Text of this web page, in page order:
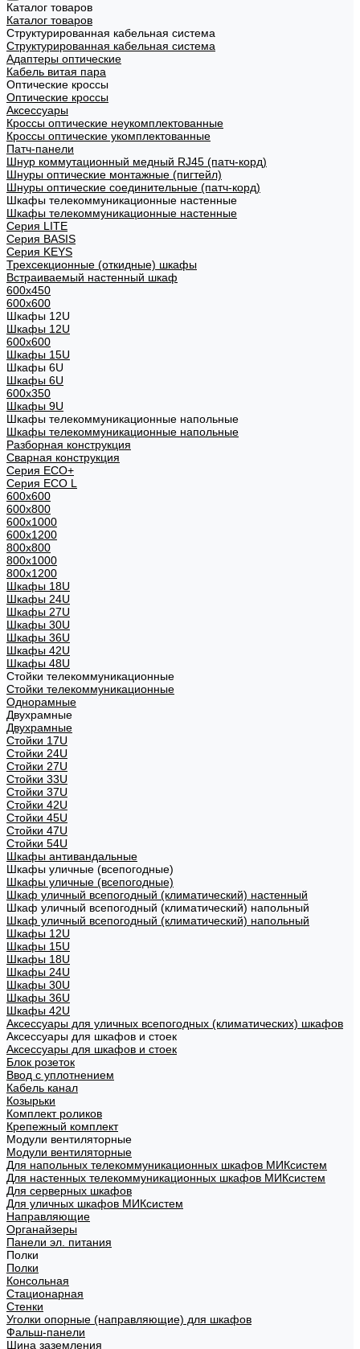
Каталог товаров
Каталог товаров
Структурированная кабельная система
Структурированная кабельная система
Адаптеры оптические
Кабель витая пара
Оптические кроссы
Оптические кроссы
Аксессуары
Кроссы оптические неукомплектованные
Кроссы оптические укомплектованные
Патч-панели
Шнур коммутационный медный RJ45 (патч-корд)
Шнуры оптические монтажные (пигтейл)
Шнуры оптические соединительные (патч-корд)
Шкафы телекоммуникационные настенные
Шкафы телекоммуникационные настенные
Cерия LITE
Cерия BASIS
Cерия KEYS
Трехсекционные (откидные) шкафы
Встраиваемый настенный шкаф
600x450
600x600
Шкафы 12U
Шкафы 12U
600x600
Шкафы 15U
Шкафы 6U
Шкафы 6U
600x350
Шкафы 9U
Шкафы телекоммуникационные напольные
Шкафы телекоммуникационные напольные
Разборная конструкция
Сварная конструкция
Серия ECO+
Серия ECO L
600x600
600x800
600х1000
600х1200
800x800
800х1000
800х1200
Шкафы 18U
Шкафы 24U
Шкафы 27U
Шкафы 30U
Шкафы 36U
Шкафы 42U
Шкафы 48U
Стойки телекоммуникационные
Стойки телекоммуникационные
Однорамные
Двухрамные
Двухрамные
Стойки 17U
Стойки 24U
Стойки 27U
Стойки 33U
Стойки 37U
Стойки 42U
Стойки 45U
Стойки 47U
Стойки 54U
Шкафы антивандальные
Шкафы уличные (всепогодные)
Шкафы уличные (всепогодные)
Шкаф уличный всепогодный (климатический) настенный
Шкаф уличный всепогодный (климатический) напольный
Шкаф уличный всепогодный (климатический) напольный
Шкафы 12U
Шкафы 15U
Шкафы 18U
Шкафы 24U
Шкафы 30U
Шкафы 36U
Шкафы 42U
Аксессуары для уличных всепогодных (климатических) шкафов
Аксессуары для шкафов и стоек
Аксессуары для шкафов и стоек
Блок розеток
Ввод с уплотнением
Кабель канал
Козырьки
Комплект роликов
Крепежный комплект
Модули вентиляторные
Модули вентиляторные
Для напольных телекоммуникационных шкафов МИКсистем
Для настенных телекоммуникационных шкафов МИКсистем
Для серверных шкафов
Для уличных шкафов МИКсистем
Направляющие
Органайзеры
Панели эл. питания
Полки
Полки
Консольная
Стационарная
Стенки
Уголки опорные (направляющие) для шкафов
Фальш-панели
Шина заземления